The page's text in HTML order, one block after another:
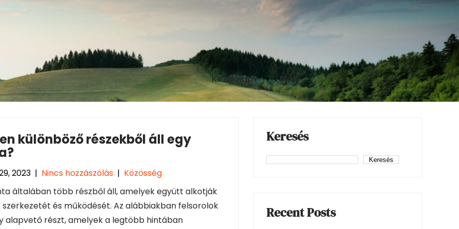
Kezdőlap Blog
különböző részekből áll egy
2023 | Nincs hozzászólás | Közösség
általában több részből áll, amelyek együtt alkotják
szerkezetét és működését. Az alábbiakban felsorolok
alapvető részt, amelyek a legtöbb hintában
Keresés
Keresés
Recent Posts